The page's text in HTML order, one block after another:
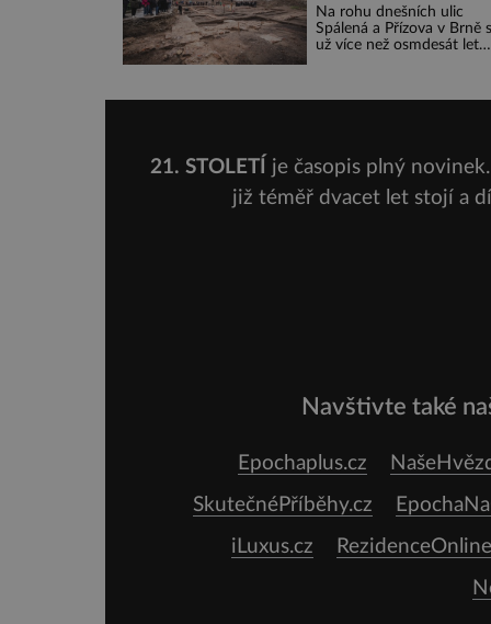
Na rohu dnešních ulic
Spálená a Přízova v Brně
už více než osmdesát let
desetiletí symbolem
sebevědomé a prosperující
židovské komunity.
Velká synagoga byla
21. STOLETÍ
je časopis plný
již téměř dvacet let stojí a
Navštivte také
Epochaplus.cz
SkutečnéPříběhy.cz
iLuxus.cz